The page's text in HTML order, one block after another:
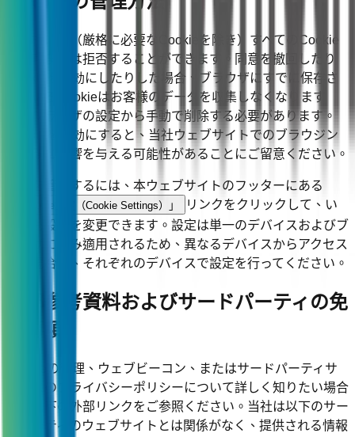
お客様は、（厳格に必要なCookieを除き）すべてのCookie
を許可または拒否することができます。同意を撤回したり
Cookieを無効にしたりした場合、ブラウザにすでに保存さ
れているCookieはお客様のデータを収集しなくなります
が、ブラウザの設定から手動で削除する必要があります。
Cookieを無効にすると、当社ウェブサイトでのブラウジン
グ体験に影響を与える可能性があることにご留意ください。
設定を管理するには、本ウェブサイトのフッターにある
「Cookie設定（Cookie Settings）」
リンクをクリックして、い
つでも設定を変更できます。設定は単一のデバイスおよびブ
ラウザにのみ適用されるため、異なるデバイスからアクセス
する場合は、それぞれのデバイスで設定を行ってください。
外部参考資料およびサードパーティの免
責事項
Cookieの管理、ウェブビーコン、またはサードパーティサ
ービスのプライバシーポリシーについて詳しく知りたい場合
は、以下の外部リンクをご参照ください。当社は以下のサー
ドパーティのウェブサイトとは関係がなく、提供される情報